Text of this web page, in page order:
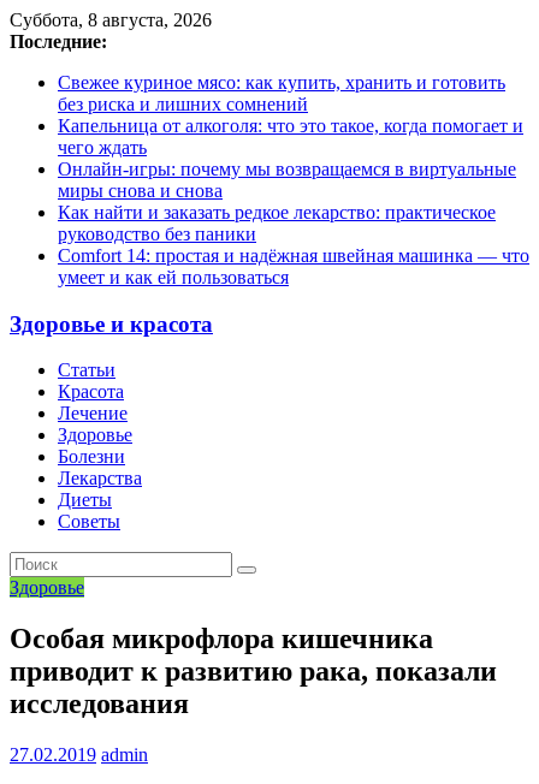
Суббота, 8 августа, 2026
Последние:
Свежее куриное мясо: как купить, хранить и готовить
без риска и лишних сомнений
Капельница от алкоголя: что это такое, когда помогает и
чего ждать
Онлайн-игры: почему мы возвращаемся в виртуальные
миры снова и снова
Как найти и заказать редкое лекарство: практическое
руководство без паники
Comfort 14: простая и надёжная швейная машинка — что
умеет и как ей пользоваться
Здоровье и красота
Статьи
Красота
Лечение
Здоровье
Болезни
Лекарства
Диеты
Советы
Здоровье
Особая микрофлора кишечника
приводит к развитию рака, показали
исследования
27.02.2019 admin